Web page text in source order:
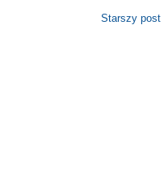
Starszy post